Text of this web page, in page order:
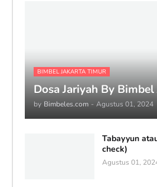
BIMBEL JAKARTA TIMUR
Dosa Jariyah By
by Bimbeles.com - Agustus 01, 2024
Tabayyun
check)
Agustus 01,